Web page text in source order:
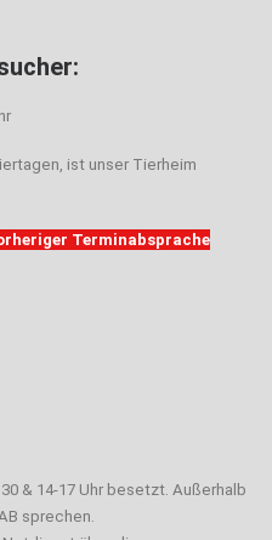
ist unser Tierheim
Terminabsprache
& 14-17 Uhr besetzt. Außerhalb
sprechen.